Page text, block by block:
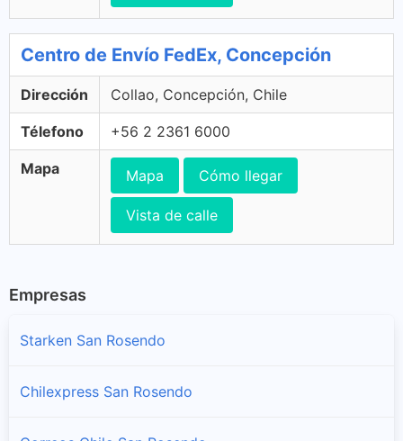
Centro de Envío FedEx, Concepción
Dirección Collao, Concepción, Chile
Télefono +56 2 2361 6000
Mapa Mapa Cómo llegar
Vista de calle
Empresas
Starken San Rosendo
Chilexpress San Rosendo